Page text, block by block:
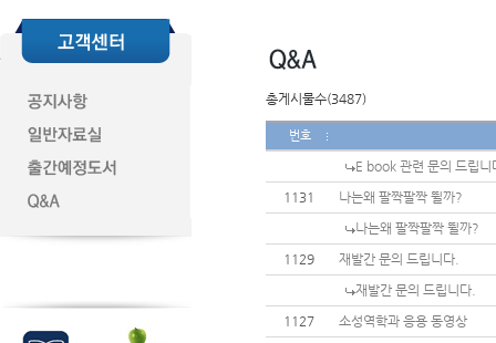
총게시물수(3487)
번호
E book 관련 문의 드립니
1131
나는왜 팔짝팔짝 뛸까?
나는왜 팔짝팔짝 뛸까?
1129
재발간 문의 드립니다.
재발간 문의 드립니다.
1127
소성역학과 응용 동영상